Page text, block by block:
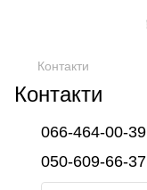
Контакти
Контакти
066-464-00-39
050-609-66-37